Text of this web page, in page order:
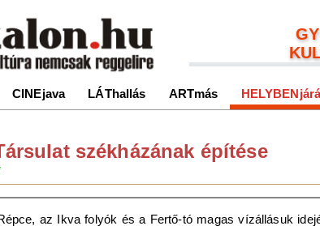
CINEjava LÁThallás ARTmás
székházának építése
az Ikva folyók és a Fertő-tó magas vízállásuk